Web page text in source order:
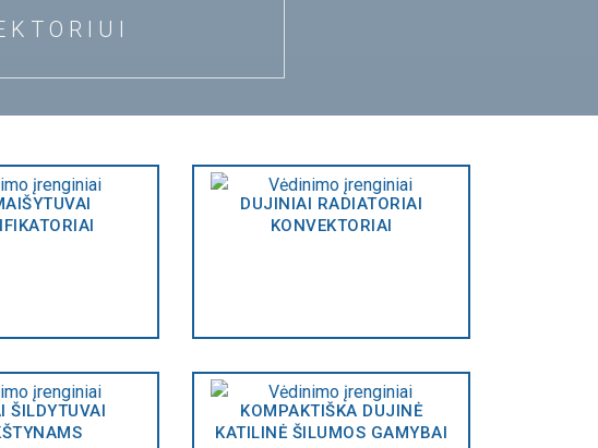
DUJINIAI RADIATORIAI
KONVEKTORIAI
ŠILDYTUVAI
KOMPAKTIŠKA DUJINĖ
KATILINĖ ŠILUMOS GAMYBAI